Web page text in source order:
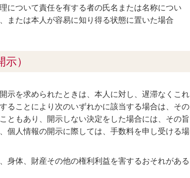
について責任を有する者の氏名または名称につい
または本人が容易に知り得る状態に置いた場合
）
示を求められたときは、本人に対し、遅滞なくこれ
ることにより次のいずれかに該当する場合は、その
ともあり、開示しない決定をした場合には、その旨
個人情報の開示に際しては、手数料を申し受ける場
身体、財産その他の権利利益を害するおそれがある